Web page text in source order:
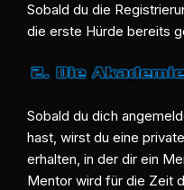
Sobald du die
die erste Hürde bereits
Sobald du dich
hast, wirst du eine
erhalten, in der dir ein
Mentor wird für die Zeit